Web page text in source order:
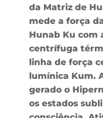
da Matriz de
mede a força
Hunab Ku com
centrífuga
linha de força
lumínica Kum.
gerado o
os estados